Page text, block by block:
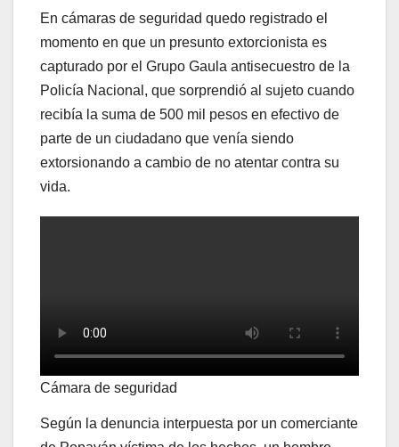
En cámaras de seguridad quedo registrado el
momento en que un presunto extorcionista es
capturado por el Grupo Gaula antisecuestro de la
Policía Nacional, que sorprendió al sujeto cuando
recibía la suma de 500 mil pesos en efectivo de
parte de un ciudadano que venía siendo
extorsionando a cambio de no atentar contra su
vida.
Cámara de seguridad
Según la denuncia interpuesta por un comerciante